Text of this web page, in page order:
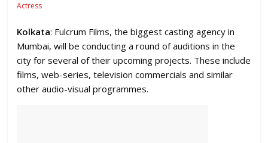
Actress
Kolkata: Fulcrum Films, the biggest casting agency in
Mumbai, will be conducting a round of auditions in the
city for several of their upcoming projects. These include
films, web-series, television commercials and similar
other audio-visual programmes.